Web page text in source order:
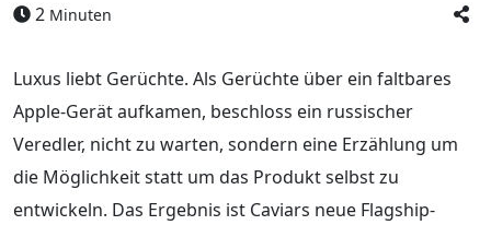
2 Minuten
Luxus liebt Gerüchte. Als Gerüchte über ein faltbares
Apple-Gerät aufkamen, beschloss ein russischer
Veredler, nicht zu warten, sondern eine Erzählung um
die Möglichkeit statt um das Produkt selbst zu
entwickeln. Das Ergebnis ist Caviars neue Flagship-